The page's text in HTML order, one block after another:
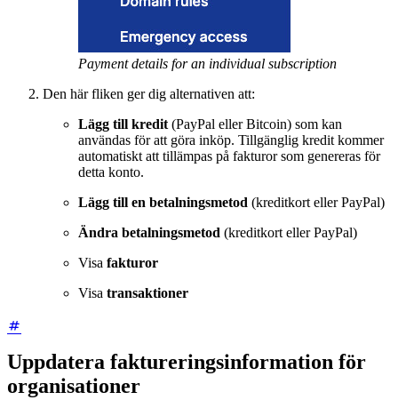
Payment details for an individual subscription
Den här fliken ger dig alternativen att:
Lägg till kredit (PayPal eller Bitcoin) som kan
användas för att göra inköp. Tillgänglig kredit kommer
automatiskt att tillämpas på fakturor som genereras för
detta konto.
Lägg till en betalningsmetod (kreditkort eller PayPal)
Ändra betalningsmetod (kreditkort eller PayPal)
Visa fakturor
Visa transaktioner
Uppdatera faktureringsinformation för
organisationer